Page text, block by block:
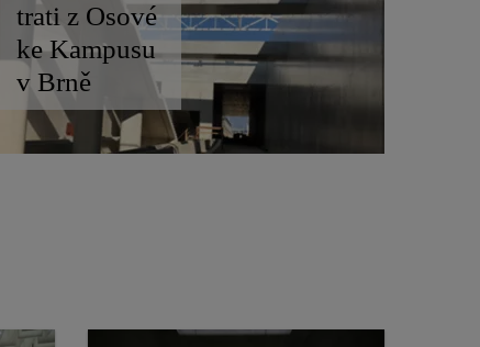
trati z Osové
ke Kampusu
v Brně